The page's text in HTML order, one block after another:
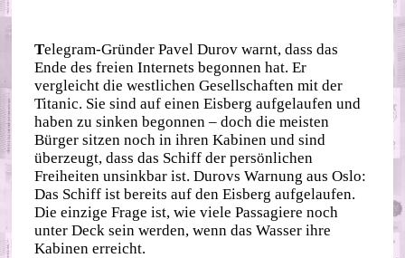
Telegram-Gründer Pavel Durov warnt, dass das
Ende des freien Internets begonnen hat. Er
vergleicht die westlichen Gesellschaften mit der
Titanic. Sie sind auf einen Eisberg aufgelaufen und
haben zu sinken begonnen – doch die meisten
Bürger sitzen noch in ihren Kabinen und sind
überzeugt, dass das Schiff der persönlichen
Freiheiten unsinkbar ist. Durovs Warnung aus Oslo:
Das Schiff ist bereits auf den Eisberg aufgelaufen.
Die einzige Frage ist, wie viele Passagiere noch
unter Deck sein werden, wenn das Wasser ihre
Kabinen erreicht.